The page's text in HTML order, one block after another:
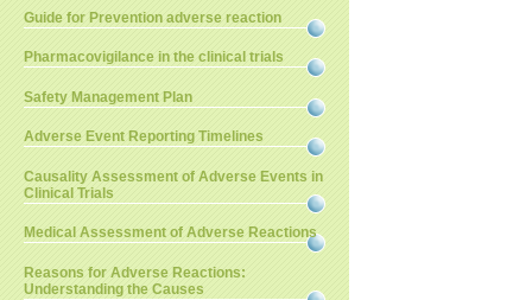
Guide for Prevention adverse reaction
Pharmacovigilance in the clinical trials
Safety Management Plan
Adverse Event Reporting Timelines
Causality Assessment of Adverse Events in
Clinical Trials
Medical Assessment of Adverse Reactions
Reasons for Adverse Reactions:
Understanding the Causes